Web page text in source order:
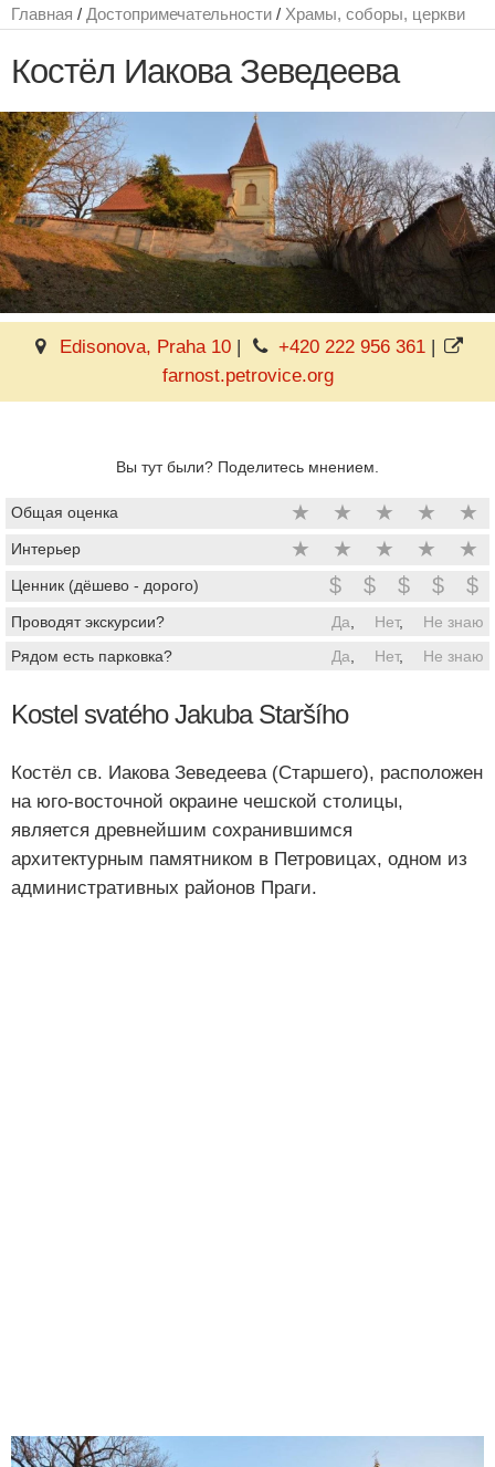
Главная / Достопримечательности / Храмы, соборы, церкви
Костёл Иакова Зеведеева
Edisonova, Praha 10 | +420 222 956 361|
farnost.petrovice.org
Вы тут были? Поделитесь мнением.
Общая оценка ★ ★ ★ ★ ★
Интерьер ★ ★ ★ ★ ★
Ценник (дёшево - дорого) $ $ $ $ $
Проводят экскурсии? Да Нет,
Не знаю
Рядом есть парковка?
Да Нет, Не знаю
Kostel svatého Jakuba Staršího
Костёл св. Иакова Зеведеева (Старшего), расположен
на юго-восточной окраине чешской столицы,
является древнейшим сохранившимся
архитектурным памятником в Петровицах, одном из
административных районов Праги.